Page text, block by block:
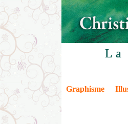
La
Graphisme